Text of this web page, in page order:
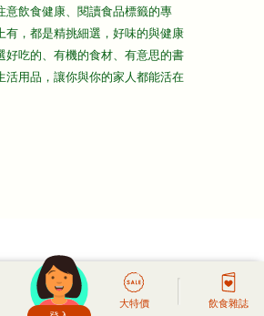
意飲食健康、閱讀食品標籤的專
有，都是精挑細選，好味的與健康
好吃的、有機的食材、有意思的書
活用品，讓你與你的家人都能活在
大特價 飲食雜誌